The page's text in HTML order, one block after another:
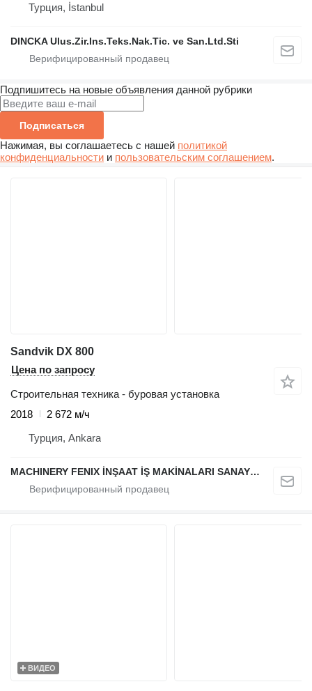
Турция, İstanbul
DINCKA Ulus.Zir.Ins.Teks.Nak.Tic. ve San.Ltd.Sti
Подпишитесь на новые объявления данной рубрики
Подписаться
Нажимая, вы соглашаетесь с нашей политикой
конфиденциальности и пользовательским соглашением.
Sandvik DX 800
Цена по запросу
Строительная техника - буровая установка
2018
2 672 м/ч
Турция, Ankara
MACHINERY FENIX İNŞAAT İŞ MAKİNALARI SANAYİ VE TİCARET LİMİTED ŞİRKETİ
ВИДЕО